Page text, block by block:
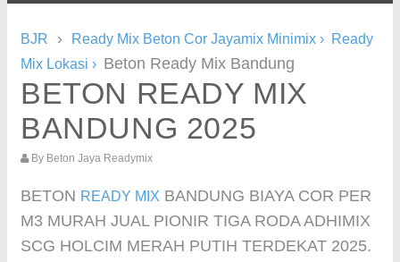
BJR › Ready Mix Beton Cor Jayamix Minimix › Ready
Mix Lokasi › Beton Ready Mix Bandung
BETON READY MIX
BANDUNG 2025
By Beton Jaya Readymix
BETON READY MIX BANDUNG BIAYA COR PER
M3 MURAH JUAL PIONIR TIGA RODA ADHIMIX
SCG HOLCIM MERAH PUTIH TERDEKAT 2025.